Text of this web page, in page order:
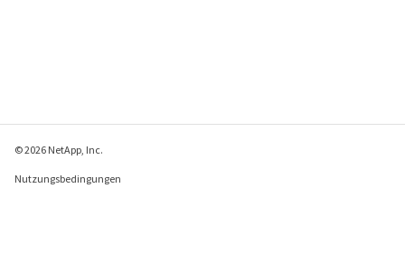
© 2026 NetApp, Inc.
Nutzungsbedingungen